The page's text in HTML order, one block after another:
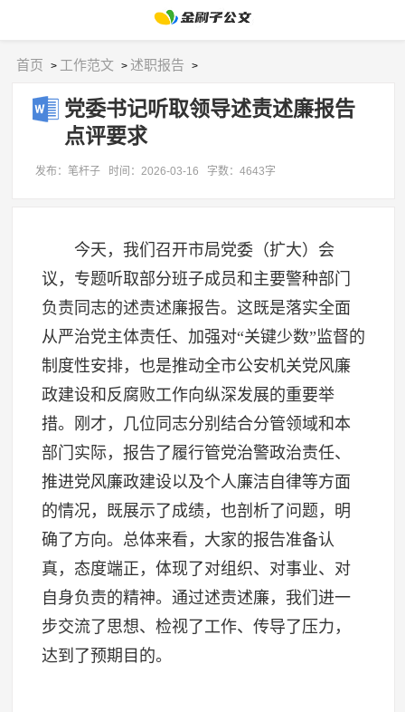
首页 > 工作范文 >述职报告 >
党委书记听取领导述责述廉报告
点评要求
发布：笔杆子 时间：2026-03-16 字数：4643字
今天，我们召开市局党委（扩大）会
议，专题听取部分班子成员和主要警种部门
负责同志的述责述廉报告。这既是落实全面
从严治党主体责任、加强对“关键少数”监督的
制度性安排，也是推动全市公安机关党风廉
政建设和反腐败工作向纵深发展的重要举
措。刚才，几位同志分别结合分管领域和本
部门实际，报告了履行管党治警政治责任、
推进党风廉政建设以及个人廉洁自律等方面
的情况，既展示了成绩，也剖析了问题，明
确了方向。总体来看，大家的报告准备认
真，态度端正，体现了对组织、对事业、对
自身负责的精神。通过述责述廉，我们进一
步交流了思想、检视了工作、传导了压力，
达到了预期目的。